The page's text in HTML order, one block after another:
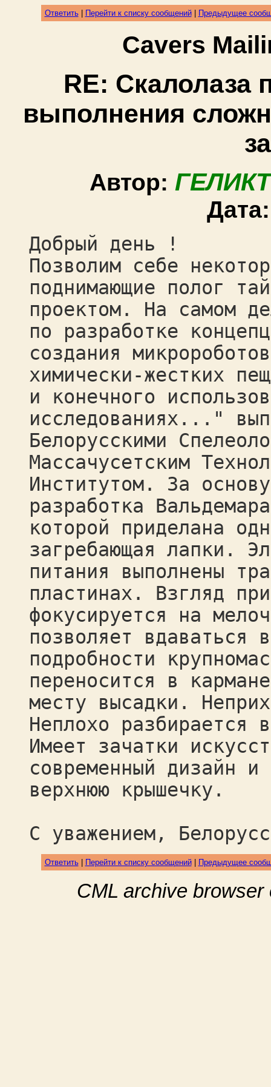
Ответить| Перейти к списку сообщений| Предыдущее
Cavers
RE:
выполнения
Автор:
Добрый день !
Позволим себе
поднимающие полог
проектом. На самом
по разработке
создания
химически-жестких
и конечного
исследованиях..."
Белорусскими
Массачусетским
Институтом. За
разработка
которой приделана
загребающая лапки.
питания выполнены
пластинах. Взгляд
фокусируется на
позволяет вдаваться в
подробности
переносится в
месту высадки.
Неплохо разбирается
Имеет зачатки
современный дизайн и
верхнюю крышечку.
С уважением,
Ответить| Перейти к списку сообщений| Предыдущее
CML archive